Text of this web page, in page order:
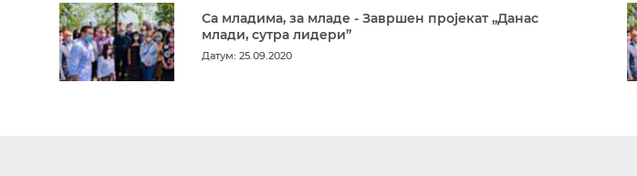
Са младима, за младе - Завршен пројекат „Данас
млади, сутра лидери”
Датум: 25.09.2020